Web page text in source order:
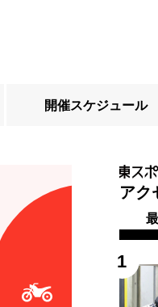
開催スケジュール
アク